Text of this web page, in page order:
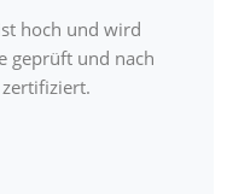
hoch und wird
geprüft und nach